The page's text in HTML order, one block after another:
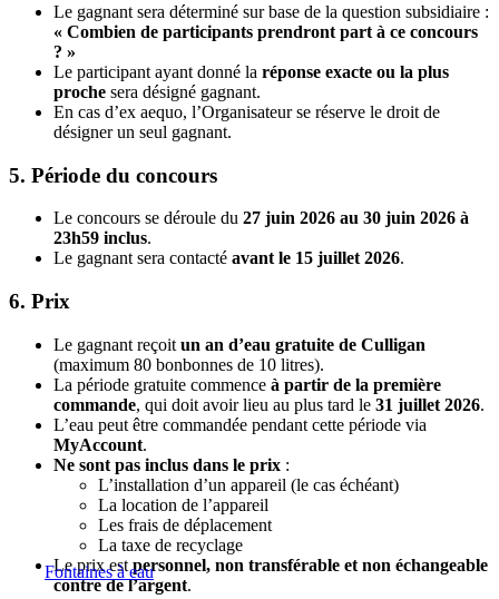
Fontaines à eau
Le gagnant sera déterminé sur base de la question subsidiaire :
« Combien de participants prendront part à ce concours
? »
Le participant ayant donné la réponse exacte ou la plus
proche sera désigné gagnant.
En cas d’ex aequo, l’Organisateur se réserve le droit de
désigner un seul gagnant.
5. Période du concours
Le concours se déroule du 27 juin 2026 au 30 juin 2026 à
23h59 inclus.
Le gagnant sera contacté avant le 15 juillet 2026.
6. Prix
Le gagnant reçoit un an d’eau gratuite de Culligan
(maximum 80 bonbonnes de 10 litres).
La période gratuite commence à partir de la première
commande, qui doit avoir lieu au plus tard le 31 juillet 2026.
L’eau peut être commandée pendant cette période via
MyAccount.
Ne sont pas inclus dans le prix :
L’installation d’un appareil (le cas échéant)
La location de l’appareil
Les frais de déplacement
La taxe de recyclage
Le prix estpersonnel, non transférable et non échangeable
contre de l’argent.